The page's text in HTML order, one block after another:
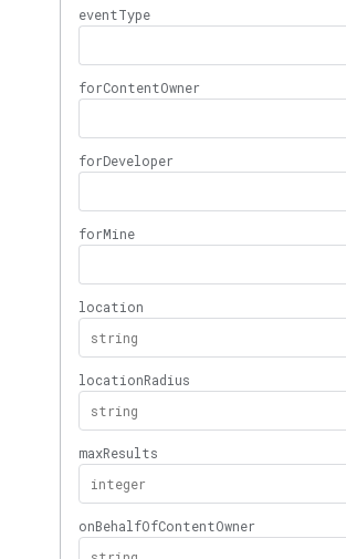
Níveis de assinatura
Visão geral
Miniaturas
Categories
Marcas-d'água
Erros da API de dados do YouTube